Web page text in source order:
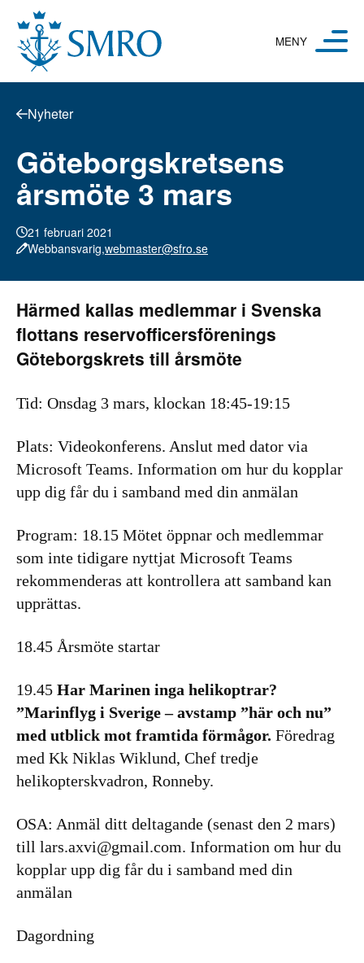
Hoppa till innehåll
Nyheter
Göteborgskretsens
årsmöte 3 mars
21 februari 2021
Webbansvarig,webmaster@sfro.se
Härmed kallas medlemmar i Svenska
flottans reservofficersförenings
Göteborgskrets till årsmöte
Tid: Onsdag 3 mars, klockan 18:45-19:15
Plats: Videokonferens. Anslut med dator via
Microsoft Teams. Information om hur du kopplar
upp dig får du i samband med din anmälan
Program: 18.15 Mötet öppnar och medlemmar
som inte tidigare nyttjat Microsoft Teams
rekommenderas att kontrollera att samband kan
upprättas.
18.45 Årsmöte startar
19.45 Har Marinen inga helikoptrar?
”Marinflyg i Sverige – avstamp ”här och nu”
med utblick mot framtida förmågor. Föredrag
med Kk Niklas Wiklund, Chef tredje
helikopterskvadron, Ronneby.
OSA: Anmäl ditt deltagande (senast den 2 mars)
till lars.axvi@gmail.com. Information om hur du
kopplar upp dig får du i samband med din
anmälan
Dagordning